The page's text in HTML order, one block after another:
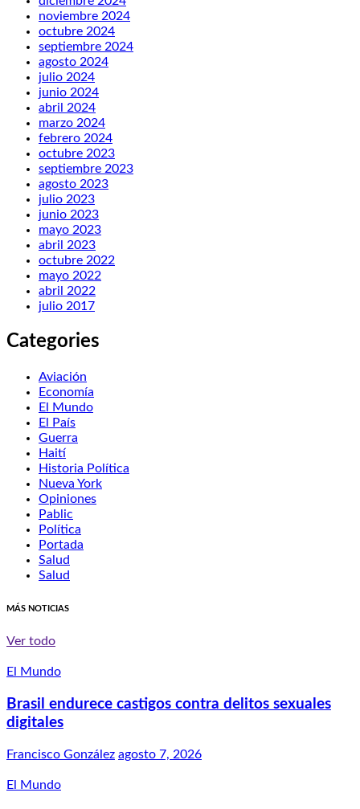
noviembre 2024
octubre 2024
septiembre 2024
agosto 2024
julio 2024
junio 2024
abril 2024
marzo 2024
febrero 2024
octubre 2023
septiembre 2023
agosto 2023
julio 2023
junio 2023
mayo 2023
abril 2023
octubre 2022
mayo 2022
abril 2022
julio 2017
Categories
Aviación
Economía
El Mundo
El País
Guerra
Haití
Historia Política
Nueva York
Opiniones
Pablic
Política
Portada
Salud
Salud
MÁS NOTICIAS
Ver todo
El Mundo
Brasil endurece castigos contra delitos sexuales
digitales
Francisco González agosto 7, 2026
El Mundo